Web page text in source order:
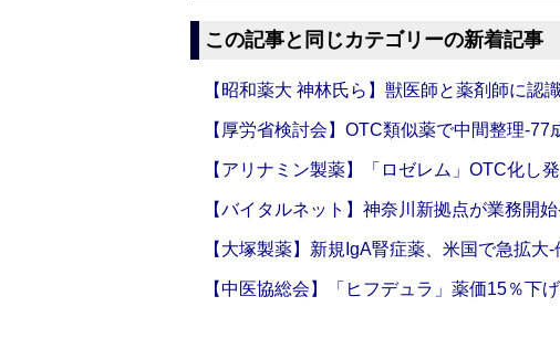
この記事と同じカテゴリーの新着記事
【昭和薬大 神林氏ら】獣医師と薬剤師に認
【厚労省検討会】OTC類似薬で中間整理
【アリナミン製薬】「ロゼレム」OTC化し
【バイタルネット】神奈川新拠点が業務開
【大塚製薬】新規IgA腎症薬、米国で急拡大
【中医協総会】「ヒフデュラ」薬価15％下